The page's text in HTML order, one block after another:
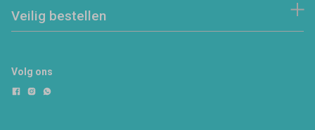
Veilig bestellen
Volg ons